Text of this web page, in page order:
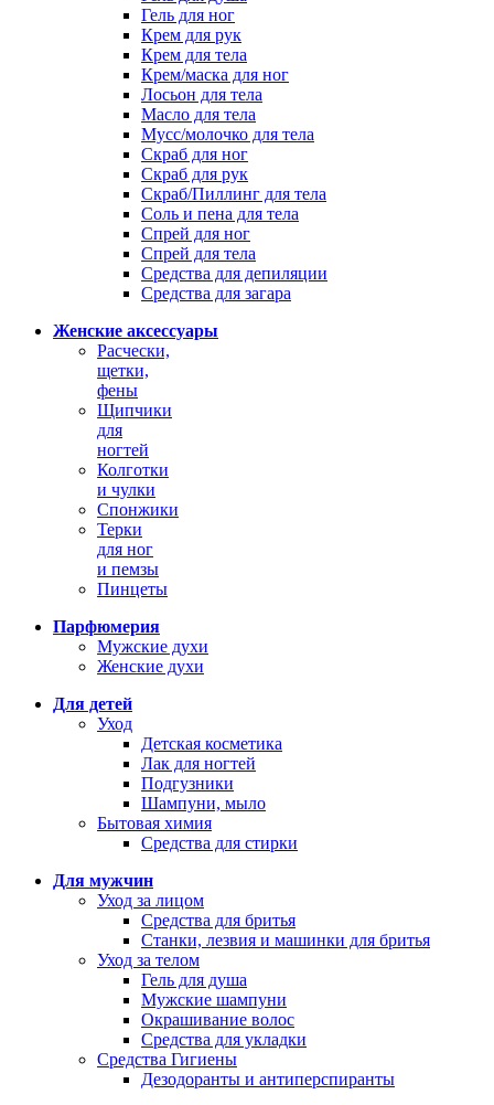
Гель для ног
Крем для рук
Крем для тела
Крем/маска для ног
Лосьон для тела
Масло для тела
Мусс/молочко для тела
Скраб для ног
Скраб для рук
Скраб/Пиллинг для тела
Соль и пена для тела
Спрей для ног
Спрей для тела
Средства для депиляции
Средства для загара
Женские аксессуары
Расчески,
щетки,
фены
Щипчики
для
ногтей
Колготки
и чулки
Спонжики
Терки
для ног
и пемзы
Пинцеты
Парфюмерия
Мужские духи
Женские духи
Для детей
Уход
Детская косметика
Лак для ногтей
Подгузники
Шампуни, мыло
Бытовая химия
Средства для стирки
Для мужчин
Уход за лицом
Средства для бритья
Станки, лезвия и машинки для бритья
Уход за телом
Гель для душа
Мужские шампуни
Окрашивание волос
Средства для укладки
Средства Гигиены
Дезодоранты и антиперспиранты